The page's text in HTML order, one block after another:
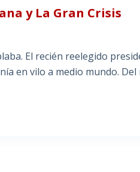
y La Gran Crisis
El recién reelegido
en vilo a medio mundo. Del